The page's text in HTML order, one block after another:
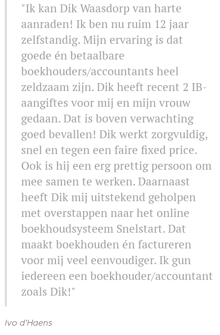
"Ik kan Dik Waasdorp van harte
aanraden! Ik ben nu ruim 12 jaar
zelfstandig. Mijn ervaring is dat
goede én betaalbare
boekhouders/accountants heel
zeldzaam zijn. Dik heeft recent 2 IB-
aangiftes voor mij en mijn vrouw
gedaan. Dat is boven verwachting
goed bevallen! Dik werkt zorgvuldig,
snel en tegen een faire fixed price.
Ook is hij een erg prettig persoon om
mee samen te werken. Daarnaast
heeft Dik mij uitstekend geholpen
met overstappen naar het online
boekhoudsysteem Snelstart. Dat
maakt boekhouden én factureren
voor mij veel eenvoudiger. Ik gun
iedereen een boekhouder/accountant
zoals Dik!"
Ivo d'Haens